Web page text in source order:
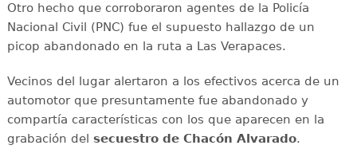
Otro hecho que corroboraron agentes de la Policía
Nacional Civil (PNC) fue el supuesto hallazgo de un
picop abandonado en la ruta a Las Verapaces.
Vecinos del lugar alertaron a los efectivos acerca de un
automotor que presuntamente fue abandonado y
compartía características con los que aparecen en la
grabación del secuestro de Chacón Alvarado.